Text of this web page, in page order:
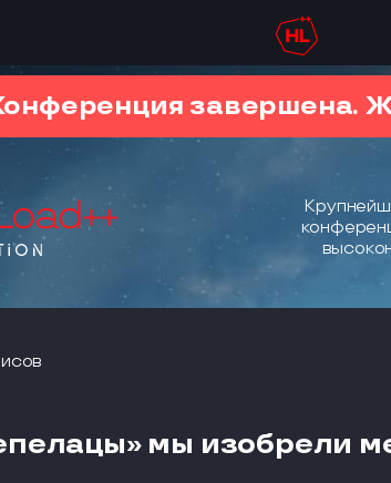
завершена.
мы изобрели